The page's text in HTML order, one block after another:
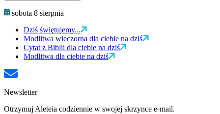
sobota 8 sierpnia
Dziś świętujemy...
Modlitwa wieczorna dla ciebie na dziś
Cytat z Biblii dla ciebie na dziś
Modlitwa dla ciebie na dziś
Newsletter
Otrzymuj Aleteia codziennie w swojej skrzynce e-mail.